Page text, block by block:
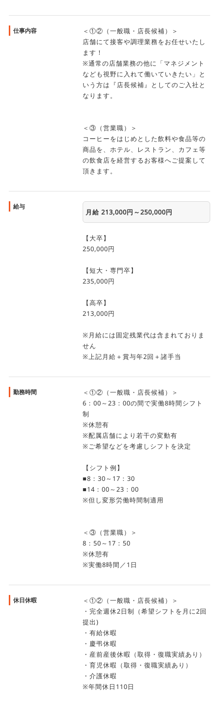
ミスマッチの無い就職へ向けて、最大限サポートをさせていた
だきます。
※学生様だけでなく、先生や親御様からのご質問も随時受け付
けておりますのでお気軽にご連絡くださいませ！
(選考に影響が出る事はありませんのでご安心ください。)
仕事内容
＜①②（一般職・店長候補）＞
店舗にて接客や調理業務をお任せいたし
ます！
※通常の店舗業務の他に「マネジメント
なども視野に入れて働いていきたい」と
いう方は『店長候補』としてのご入社と
なります。
＜③（営業職）＞
コーヒーをはじめとした飲料や食品等の
商品を、ホテル、レストラン、カフェ等
の飲食店を経営するお客様へご提案して
頂きます。
給与
月給 213,000円～250,000円
【大卒】
250,000円
【短大・専門卒】
235,000円
【高卒】
213,000円
※月給には固定残業代は含まれておりま
せん
※上記月給＋賞与年2回＋諸手当
勤務時間
＜①②（一般職・店長候補）＞
6：00～23：00の間で実働8時間シフト
制
※休憩有
※配属店舗により若干の変動有
※ご希望などを考慮しシフトを決定
【シフト例】
■8：30～17：30
■14：00～23：00
※但し変形労働時間制適用
＜③（営業職）＞
8：50～17：50
※休憩有
※実働8時間／1日
休日休暇
＜①②（一般職・店長候補）＞
・完全週休2日制（希望シフトを月に2回
提出)
・有給休暇
・慶弔休暇
・産前産後休暇（取得・復職実績あり）
・育児休暇（取得・復職実績あり）
・介護休暇
※年間休日110日